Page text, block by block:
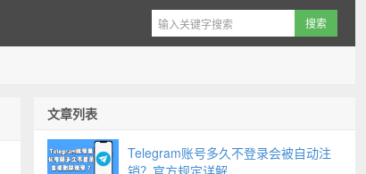
文章列表
Telegram账号多久不登录会被自动注
销？官方规定详解